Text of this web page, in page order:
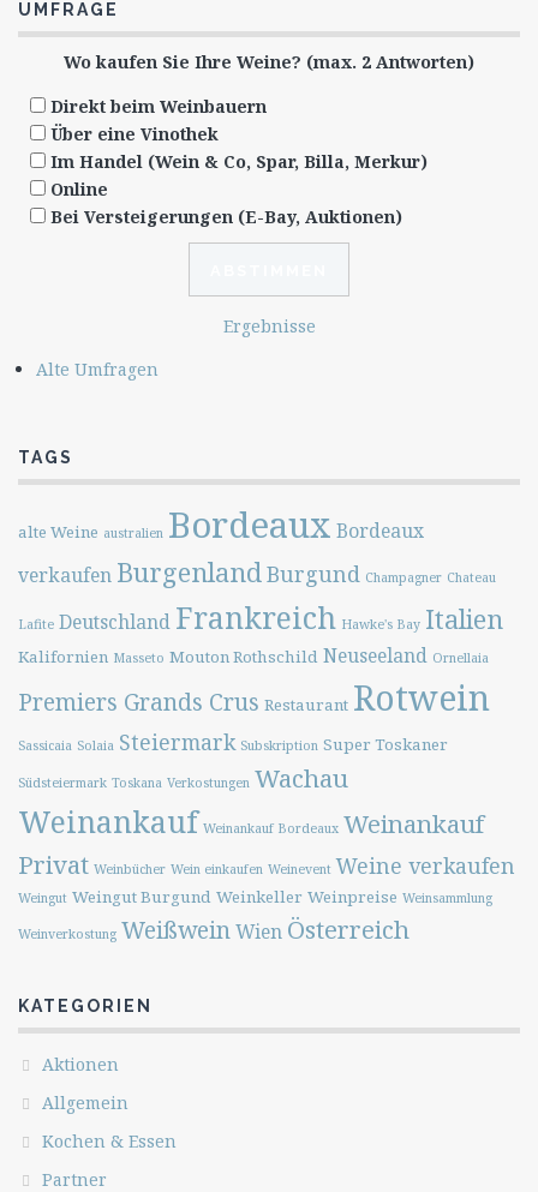
UMFRAGE
Wo kaufen Sie Ihre Weine? (max. 2 Antworten)
Direkt beim Weinbauern
Über eine Vinothek
Im Handel (Wein & Co, Spar, Billa, Merkur)
Online
Bei Versteigerungen (E-Bay, Auktionen)
Ergebnisse
Alte Umfragen
TAGS
alte Weine australien Bordeaux Bordeaux
verkaufen BurgenlandBurgund Champagner Chateau
Lafite Deutschland Frankreich Hawke's Bay Italien
Kalifornien Masseto Mouton Rothschild Neuseeland Ornellaia
Premiers Grands Crus Restaurant Rotwein
Sassicaia Solaia Steiermark Subskription Super Toskaner
Südsteiermark Toskana Verkostungen Wachau
Weinankauf Weinankauf Bordeaux Weinankauf
Privat Weinbücher Wein einkaufen Weinevent Weine verkaufen
Weingut Weingut Burgund Weinkeller Weinpreise Weinsammlung
Weinverkostung WeißweinWien Österreich
KATEGORIEN
Aktionen
Allgemein
Kochen & Essen
Partner